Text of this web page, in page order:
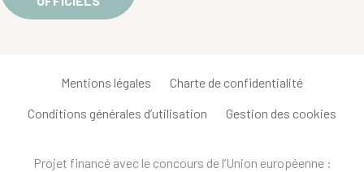
Mentions légales Charte de confidentialité
Conditions générales d’utilisation Gestion des cookies
Projet financé avec le concours de l’Union européenne :